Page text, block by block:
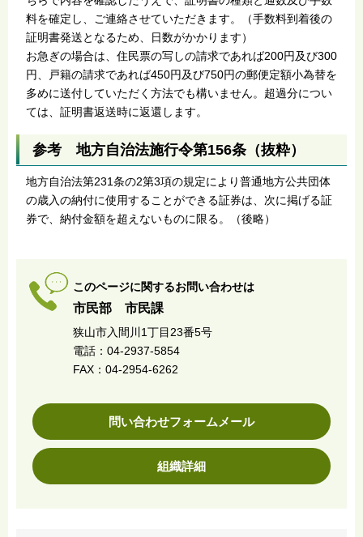
料を確定し、ご連絡させていただきます。（手数料到着後の
証明書発送となるため、日数がかかります）
お急ぎの場合は、住民票の写しの請求であれば200円及び300
円、戸籍の請求であれば450円及び750円の郵便定額小為替を
多めに送付していただく方法でも構いません。超過分につい
ては、証明書返送時に返還します。
参考 地方自治法施行令第156条（抜粋）
地方自治法第231条の2第3項の規定により普通地方公共団体
の歳入の納付に使用することができる証券は、次に掲げる証
券で、納付金額を超えないものに限る。（後略）
このページに関するお問い合わせは
市民部 市民課
狭山市入間川1丁目23番5号
電話：04-2937-5854
FAX：04-2954-6262
問い合わせフォームメール
組織詳細